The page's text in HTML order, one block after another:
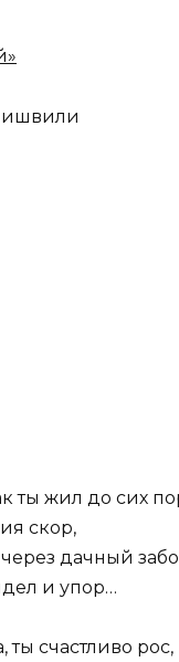
ты жил до сих
скор,
дачный
и упор…
ты счастливо рос,